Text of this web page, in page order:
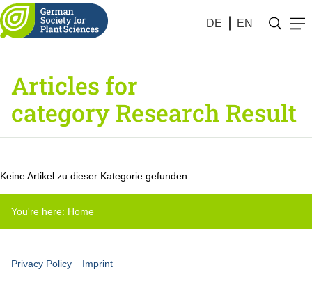
DE EN
Articles for
category Research Result
Keine Artikel zu dieser Kategorie gefunden.
You're here: Home
Privacy Policy Imprint